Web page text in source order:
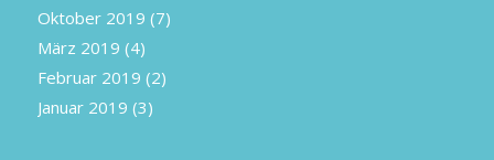
Oktober 2019 (7)
März 2019 (4)
Februar 2019 (2)
Januar 2019 (3)